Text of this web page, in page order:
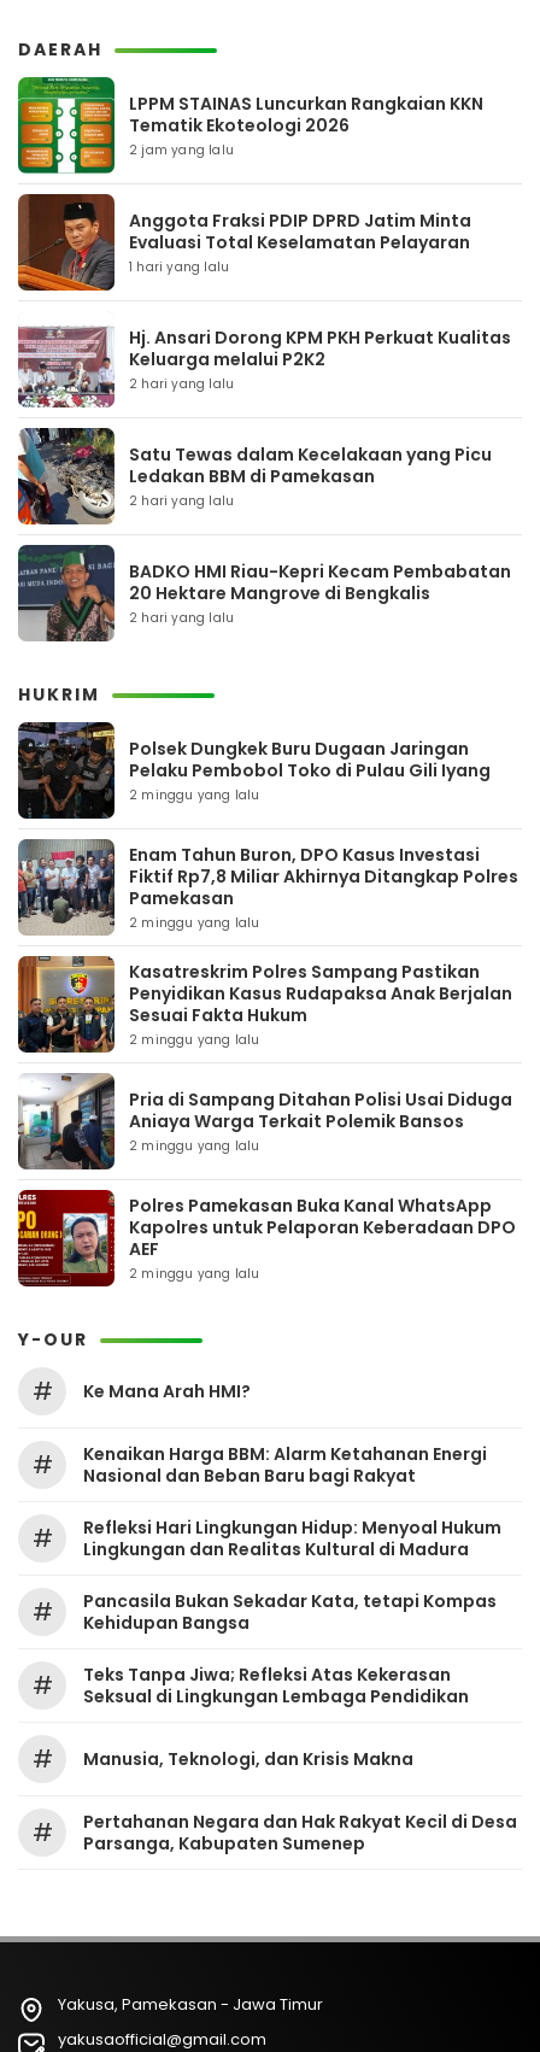
DAERAH
LPPM STAINAS Luncurkan Rangkaian KKN
Tematik Ekoteologi 2026
2 jam yang lalu
Anggota Fraksi PDIP DPRD Jatim Minta
Evaluasi Total Keselamatan Pelayaran
1 hari yang lalu
Hj. Ansari Dorong KPM PKH Perkuat Kualitas
Keluarga melalui P2K2
2 hari yang lalu
Satu Tewas dalam Kecelakaan yang Picu
Ledakan BBM di Pamekasan
2 hari yang lalu
BADKO HMI Riau-Kepri Kecam Pembabatan
20 Hektare Mangrove di Bengkalis
2 hari yang lalu
HUKRIM
Polsek Dungkek Buru Dugaan Jaringan
Pelaku Pembobol Toko di Pulau Gili Iyang
2 minggu yang lalu
Enam Tahun Buron, DPO Kasus Investasi
Fiktif Rp7,8 Miliar Akhirnya Ditangkap Polres
Pamekasan
2 minggu yang lalu
Kasatreskrim Polres Sampang Pastikan
Penyidikan Kasus Rudapaksa Anak Berjalan
Sesuai Fakta Hukum
2 minggu yang lalu
Pria di Sampang Ditahan Polisi Usai Diduga
Aniaya Warga Terkait Polemik Bansos
2 minggu yang lalu
Polres Pamekasan Buka Kanal WhatsApp
Kapolres untuk Pelaporan Keberadaan DPO
AEF
2 minggu yang lalu
Y-OUR
# Ke Mana Arah HMI?
#
Kenaikan Harga BBM: Alarm Ketahanan Energi
Nasional dan Beban Baru bagi Rakyat
#
Refleksi Hari Lingkungan Hidup: Menyoal Hukum
Lingkungan dan Realitas Kultural di Madura
#
Pancasila Bukan Sekadar Kata, tetapi Kompas
Kehidupan Bangsa
#
Teks Tanpa Jiwa; Refleksi Atas Kekerasan
Seksual di Lingkungan Lembaga Pendidikan
# Manusia, Teknologi, dan Krisis Makna
#
Pertahanan Negara dan Hak Rakyat Kecil di Desa
Parsanga, Kabupaten Sumenep
Yakusa, Pamekasan - Jawa Timur
yakusaofficial@gmail.com